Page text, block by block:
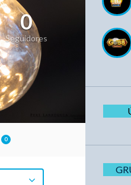
0
Seguidores
0